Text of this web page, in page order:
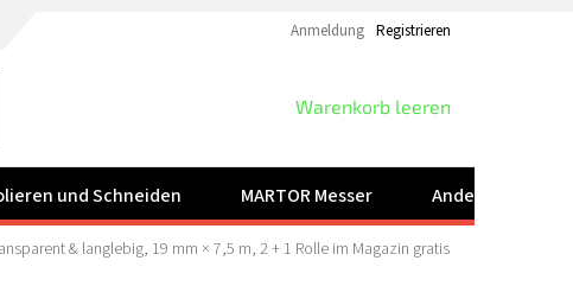
Anmeldung Registrieren
WARENKORB
Warenkorb leeren
und Schneiden MARTOR Messer Andere Produkte
& langlebig, 19 mm × 7,5 m, 2 + 1 Rolle im Magazin gratis